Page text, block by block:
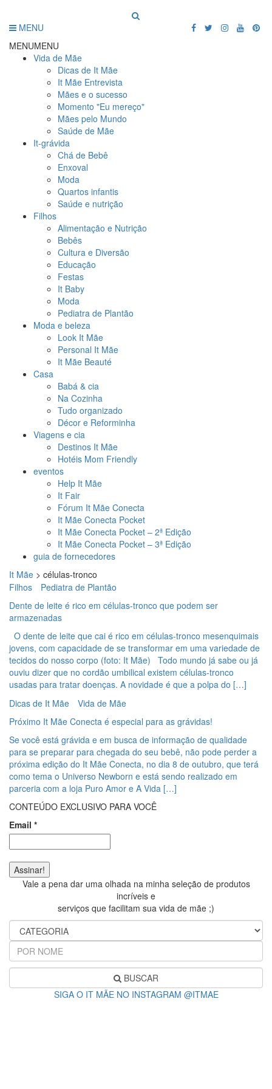
MENU
MENUMENU
Vida de Mãe
Dicas de It Mãe
It Mãe Entrevista
Mães e o sucesso
Momento "Eu mereço"
Mães pelo Mundo
Saúde de Mãe
It-grávida
Chá de Bebê
Enxoval
Moda
Quartos infantis
Saúde e nutrição
Filhos
Alimentação e Nutrição
Bebês
Cultura e Diversão
Educação
Festas
It Baby
Moda
Pediatra de Plantão
Moda e beleza
Look It Mãe
Personal It Mãe
It Mãe Beauté
Casa
Babá & cia
Na Cozinha
Tudo organizado
Décor e Reforminha
Viagens e cia
Destinos It Mãe
Hotéis Mom Friendly
eventos
Help It Mãe
It Fair
Fórum It Mãe Conecta
It Mãe Conecta Pocket
It Mãe Conecta Pocket – 2ª Edição
It Mãe Conecta Pocket – 3ª Edição
guia de fornecedores
It Mãe > células-tronco
Filhos
Pediatra de Plantão
Dente de leite é rico em células-tronco que podem ser
armazenadas
O dente de leite que cai é rico em células-tronco mesenquimais
jovens, com capacidade de se transformar em uma variedade de
tecidos do nosso corpo (foto: It Mãe) Todo mundo já sabe ou já
ouviu dizer que no cordão umbilical existem células-tronco
usadas para tratar doenças. A novidade é que a polpa do […]
Dicas de It Mãe
Vida de Mãe
Próximo It Mãe Conecta é especial para as grávidas!
Se você está grávida e em busca de informação de qualidade
para se preparar para chegada do seu bebê, não pode perder a
próxima edição do It Mãe Conecta, no dia 8 de outubro, que terá
como tema o Universo Newborn e está sendo realizado em
parceria com a loja Puro Amor e A Vida […]
CONTEÚDO EXCLUSIVO PARA VOCÊ
Email *
Vale a pena dar uma olhada na minha seleção de produtos
incríveis e
serviços que facilitam sua vida de mãe ;)
BUSCAR
SIGA O IT MÃE NO INSTAGRAM @ITMAE